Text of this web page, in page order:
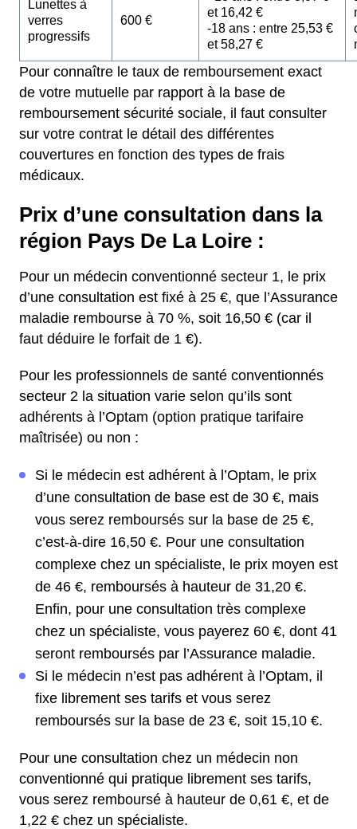
Lunettes à
verres
progressifs
600 €
et 16,42 €
-18 ans : entre 25,53 €
et 58,27 €
Pour connaître le taux de remboursement exact
de votre mutuelle par rapport à la base de
remboursement sécurité sociale, il faut consulter
sur votre contrat le détail des différentes
couvertures en fonction des types de frais
médicaux.
Prix d’une consultation dans la
région Pays De La Loire :
Pour un médecin conventionné secteur 1, le prix
d’une consultation est fixé à 25 €, que l’Assurance
maladie rembourse à 70 %, soit 16,50 € (car il
faut déduire le forfait de 1 €).
Pour les professionnels de santé conventionnés
secteur 2 la situation varie selon qu’ils sont
adhérents à l’Optam (option pratique tarifaire
maîtrisée) ou non :
Si le médecin est adhérent à l’Optam, le prix
d’une consultation de base est de 30 €, mais
vous serez remboursés sur la base de 25 €,
c’est-à-dire 16,50 €. Pour une consultation
complexe chez un spécialiste, le prix moyen est
de 46 €, remboursés à hauteur de 31,20 €.
Enfin, pour une consultation très complexe
chez un spécialiste, vous payerez 60 €, dont 41
seront remboursés par l’Assurance maladie.
Si le médecin n’est pas adhérent à l’Optam, il
fixe librement ses tarifs et vous serez
remboursés sur la base de 23 €, soit 15,10 €.
Pour une consultation chez un médecin non
conventionné qui pratique librement ses tarifs,
vous serez remboursé à hauteur de 0,61 €, et de
1,22 € chez un spécialiste.